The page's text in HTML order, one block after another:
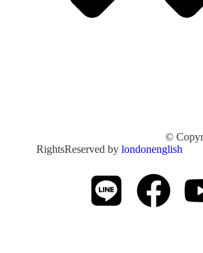
© Copyright
RightsReserved by londonenglish